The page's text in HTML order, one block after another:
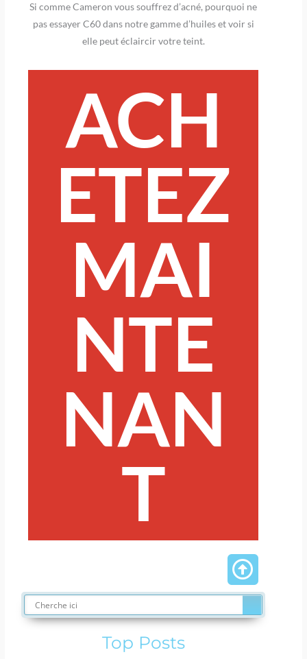
Si comme Cameron vous souffrez d’acné, pourquoi ne
pas essayer C60 dans notre gamme d’huiles et voir si
elle peut éclaircir votre teint.
ACH
ETEZ
MAI
NTE
NAN
T
Top Posts